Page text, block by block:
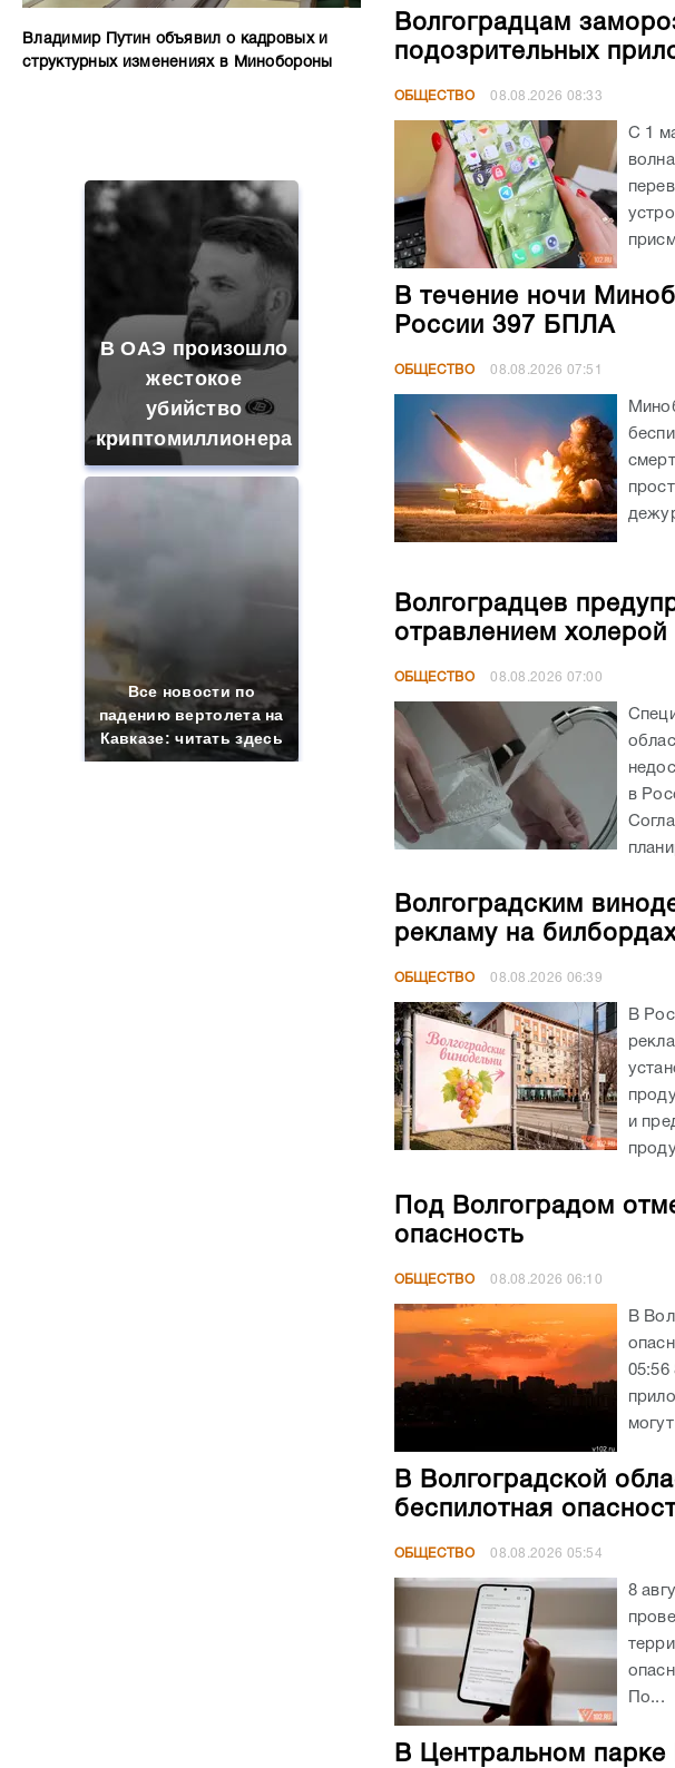
Владимир Путин объявил о кадровых и
структурных изменениях в Минобороны
В ОАЭ произошло
жестокое
убийство
криптомиллионера
Все новости по
падению вертолета на
Кавказе: читать здесь
Волгоградцам
подозрительных
ОБЩЕСТВО 08.08.2026 08:33
С 1
В течение ночи
России 397 БПЛА
ОБЩЕСТВО 08.08.2026 07:51
Волгоградцев
отравлением
ОБЩЕСТВО 08.08.2026 07:00
в
Волгоградским
рекламу на
ОБЩЕСТВО 08.08.2026 06:39
В
и
Под Волгоградом
опасность
ОБЩЕСТВО 08.08.2026 06:10
В
05:56
В Волгоградской
беспилотная
ОБЩЕСТВО 08.08.2026 05:54
8
По...
В Центральном